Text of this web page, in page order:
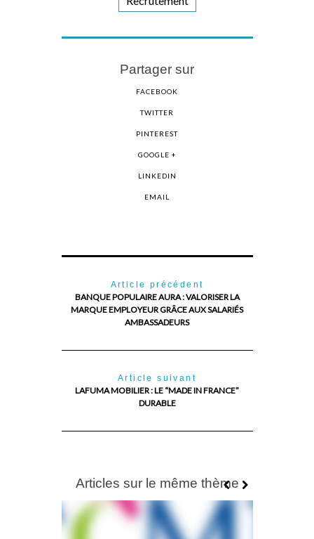
Partager sur
FACEBOOK
TWITTER
PINTEREST
GOOGLE +
LINKEDIN
EMAIL
Article précédent
BANQUE POPULAIRE AURA : VALORISER LA
MARQUE EMPLOYEUR GRÂCE AUX SALARIÉS
AMBASSADEURS
Article suivant
LAFUMA MOBILIER : LE “MADE IN FRANCE”
DURABLE
Articles sur le même thème